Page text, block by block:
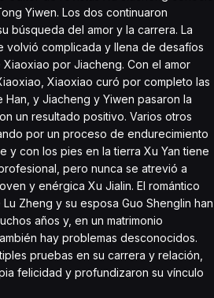
Yiwen. Los dos continuaron
búsqueda del amor y la carrera. La
volvió complicada y llena de desafíos
por Jiacheng. Con el amor
Xiaoxiao curó por completo las
Han, y Jiacheng y Yiwen pasaron la
un resultado positivo. Varios otros
por un proceso de endurecimiento
y con los pies en la tierra Xu Yan tiene
pero nunca se atrevió a
y enérgica Xu Jialin. El romántico
Zheng y su esposa Guo Shenglin han
años y, en un matrimonio
hay problemas desconocidos.
pruebas en su carrera y relación,
felicidad y profundizaron su vínculo